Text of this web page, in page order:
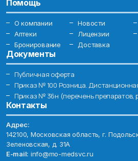
Помощь
О компании Новости
Аптеки
Лицензии
Бронирование
Доставка
Документы
Публичная оферта
Приказ № 100 Розница.
Приказ № 36н (перечень препаратов,
Контакты
Адрес:
142100, Московская область, г.
Зеленовская, д. 31А
E-mail: info@mo-medsvc.ru